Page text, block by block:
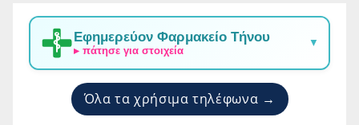
Εφημερεύον Φαρμακείο Τήνου
▸ πάτησε για στοιχεία
▼
Όλα τα χρήσιμα τηλέφωνα →